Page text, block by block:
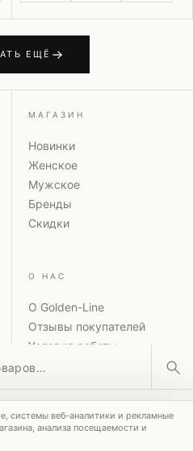
ЕЩЁ
МАГАЗИН
Новинки
Женское
Мужское
Бренды
Скидки
О НАС
О Golden-Line
Отзывы покупателей
Условия работы
Политика
Рассылка
системы веб-аналитики и рекламные
анализа посещаемости и
Coperni Dolce & Gabbana